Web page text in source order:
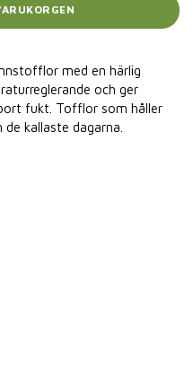
med en härlig
och ger
fukt. Tofflor som håller
kallaste dagarna.